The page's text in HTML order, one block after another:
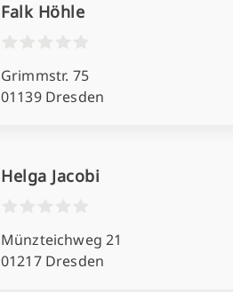
Falk Höhle
Grimmstr. 75
01139 Dresden
Helga Jacobi
Münzteichweg 21
01217 Dresden